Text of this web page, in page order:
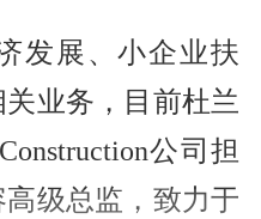
发展、小企业扶
业务，目前杜兰
公司担
级总监，致力于